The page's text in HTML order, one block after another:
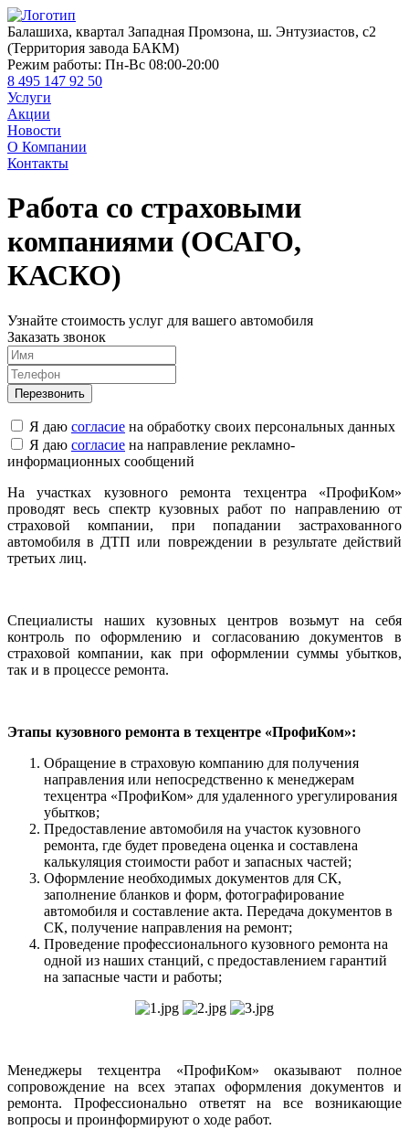
Балашиха, квартал Западная Промзона, ш. Энтузиастов, с2
(Территория завода БАКМ)
Режим работы: Пн-Вс 08:00-20:00
8 495 147 92 50
Услуги
Акции
Новости
О Компании
Контакты
Работа со страховыми
компаниями (ОСАГО,
КАСКО)
Узнайте стоимость услуг для вашего автомобиля
Заказать звонок
Я даю согласие на обработку своих персональных данных
Я даю согласие на направление рекламно-
информационных сообщений
На участках кузовного ремонта техцентра «ПрофиКом»
проводят весь спектр кузовных работ по направлению от
страховой компании, при попадании застрахованного
автомобиля в ДТП или повреждении в результате действий
третьих лиц.
Специалисты наших кузовных центров возьмут на себя
контроль по оформлению и согласованию документов в
страховой компании, как при оформлении суммы убытков,
так и в процессе ремонта.
Этапы кузовного ремонта в техцентре «ПрофиКом»:
Обращение в страховую компанию для получения
направления или непосредственно к менеджерам
техцентра «ПрофиКом» для удаленного урегулирования
убытков;
Предоставление автомобиля на участок кузовного
ремонта, где будет проведена оценка и составлена
калькуляция стоимости работ и запасных частей;
Оформление необходимых документов для СК,
заполнение бланков и форм, фотографирование
автомобиля и составление акта. Передача документов в
СК, получение направления на ремонт;
Проведение профессионального кузовного ремонта на
одной из наших станций, с предоставлением гарантий
на запасные части и работы;
Менеджеры техцентра «ПрофиКом» оказывают полное
сопровождение на всех этапах оформления документов и
ремонта. Профессионально ответят на все возникающие
вопросы и проинформируют о ходе работ.